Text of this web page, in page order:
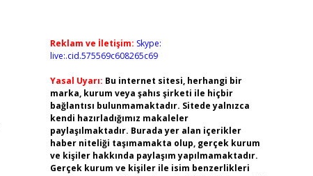
Reklam ve İletişim: Skype:
live:.cid.575569c608265c69
Yasal Uyarı: Bu internet sitesi, herhangi bir
marka, kurum veya şahıs şirketi ile hiçbir
bağlantısı bulunmamaktadır. Sitede yalnızca
kendi hazırladığımız makaleler
paylaşılmaktadır. Burada yer alan içerikler
haber niteliği taşımamakta olup, gerçek kurum
ve kişiler hakkında paylaşım yapılmamaktadır.
Gerçek kurum ve kişiler ile isim benzerlikleri